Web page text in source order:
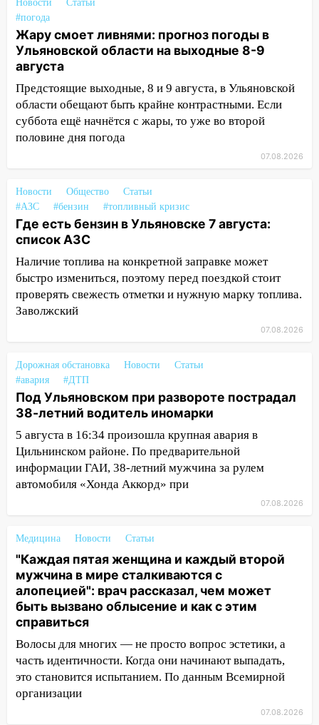
13:30
В Ульяновске транспортные
полицейские проведут акцию «Час
пассажира»
13:20 В Ульяновске за один день
обокрали женщину на пляже и
подростка в сквере
13:01 В Димитровграде мужчина
выбросил из машины страйкбольную
12:34 На Ульяновскую область
надвигается сильнейшая непогода: град
и шквал до 27 м/с
12:31 Ульяновец хотел купить иномарку
из Европы и потерял 760 тысяч рублей
12:20 В Чердаклинском районе
столкнулись «Лада» и Chevrolet:
12:00 Где есть бензин в Ульяновске 7
августа: список АЗС
11:50 Заснул рядом с ребёнком и
случайно задушил его: суд вынес
приговор
11:38 В Ленинском районе пожар
полностью уничтожил дачный дом и
сарай
ЕГЭ с 2027 года
11:25 В Ульяновске ИИ будет выявлять
нарушителей на контейнерных
площадках
11:20 Ульяновская шахматистка
Валерия Клейменова выиграла два
золота в составе сборной мира
11:16 В Ульяновске открыли памятную
доску декабристу Кондратию Рылееву
В Ульяновске спасатели ночью
Новости
Статьи
#погода
Жару смоет ливнями: прогноз погоды в
Ульяновской области на выходные 8-9
августа
Предстоящие выходные, 8 и 9 августа, в Ульяновской
области обещают быть крайне контрастными. Если
суббота ещё начнётся с жары, то уже во второй
половине дня погода
07.08.2026
Новости Общество
Статьи
#АЗС
#бензин #топливный кризис
Где есть бензин в Ульяновске 7 августа:
список АЗС
Наличие топлива на конкретной заправке может
быстро измениться, поэтому перед поездкой стоит
проверять свежесть отметки и нужную марку топлива.
Заволжский
07.08.2026
Дорожная обстановка Новости
Статьи
#авария
#ДТП
Под Ульяновском при развороте пострадал
38-летний водитель иномарки
5 августа в 16:34 произошла крупная авария в
Цильнинском районе. По предварительной
информации ГАИ, 38-летний мужчина за рулем
автомобиля «Хонда Аккорд» при
07.08.2026
Медицина Новости Статьи
"Каждая пятая женщина и каждый второй
мужчина в мире сталкиваются с
алопецией": врач рассказал, чем может
быть вызвано облысение и как с этим
справиться
Волосы для многих — не просто вопрос эстетики, а
часть идентичности. Когда они начинают выпадать,
это становится испытанием. По данным Всемирной
организации
07.08.2026